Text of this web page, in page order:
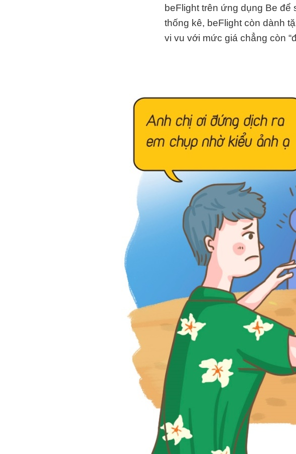
beFlight trên ứng dụng Be
thống kê, beFlight còn dành
vi vu với mức giá chẳng còn